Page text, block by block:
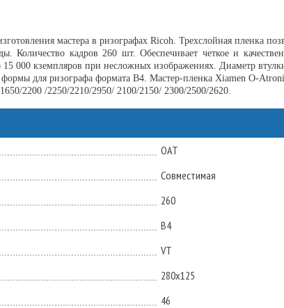
мастера в ризографах Ricoh. Трехслойная пленка
Количество кадров 260 шт. Обеспечивает четкое и
15 000 кземпляров при несложных изображениях. Диаметр
для ризографа формата B4. Мастер-пленка Xiamen O-
2200 /2250/2210/2950/ 2100/2150/ 2300/2500/2620.
ОАТ
Совместимая
260
B4
VT
280х125
46